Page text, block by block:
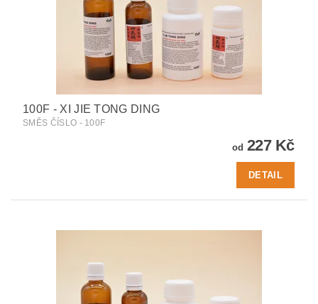
100F - XI JIE TONG DING
SMĚS ČÍSLO - 100F
od 227 Kč
DETAIL